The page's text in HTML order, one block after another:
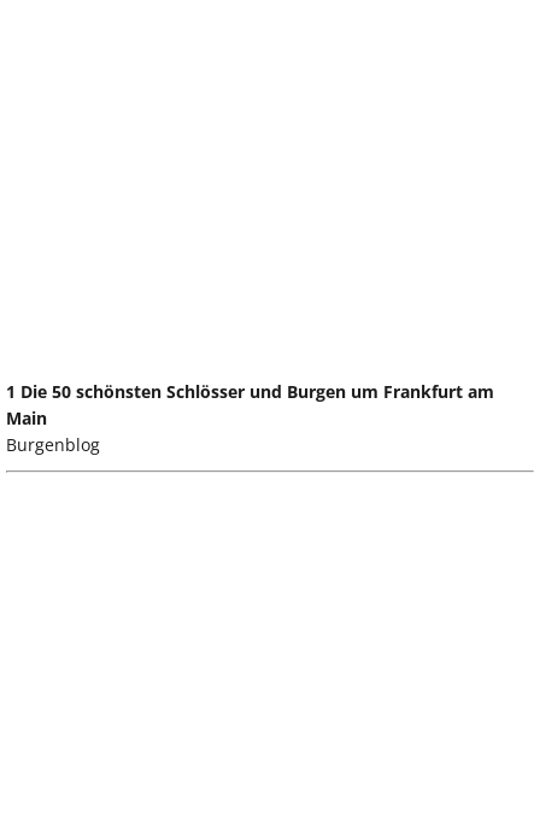
1 Die 50 schönsten Schlösser und Burgen um Frankfurt am
Main
Burgenblog